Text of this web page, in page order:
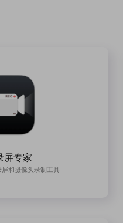
屏专家
和摄像头录制工具